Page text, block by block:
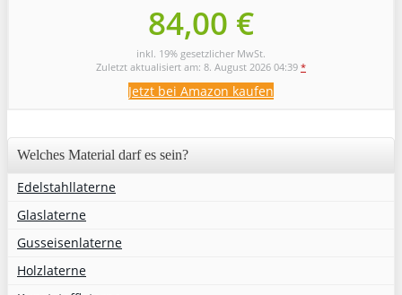
84,00 €
inkl. 19% gesetzlicher MwSt.
Zuletzt aktualisiert am: 8. August 2026 04:39 *
Jetzt bei Amazon kaufen
Welches Material darf es sein?
Edelstahllaterne
Glaslaterne
Gusseisenlaterne
Holzlaterne